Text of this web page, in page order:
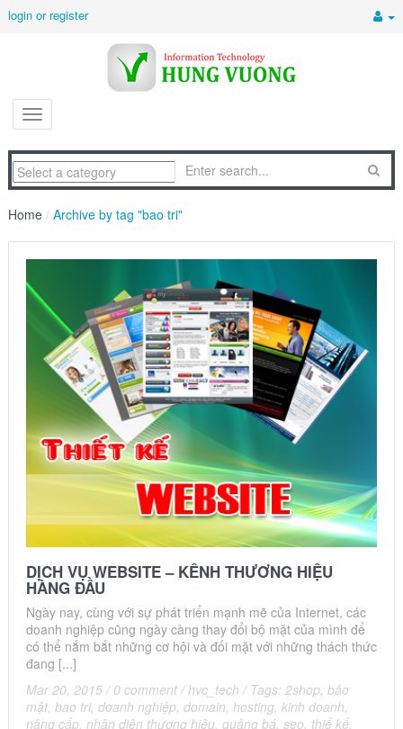
login or register
Home / Archive by tag "bao tri"
DỊCH VỤ WEBSITE – KÊNH THƯƠNG HIỆU
HÀNG ĐẦU
Ngày nay, cùng với sự phát triển mạnh mẽ của Internet, các
doanh nghiệp cũng ngày càng thay đổi bộ mặt của mình để
có thể nắm bắt những cơ hội và đối mặt với những thách thức
đang [...]
Mar 20, 2015 / 0 comment /hvc_tech / Tags: 2shop, bảo
mật, bao tri, doanh nghiệp, domain, hosting, kinh doanh,
nâng cấp, nhận diện thương hiệu, quảng bá, seo, thiế kế,